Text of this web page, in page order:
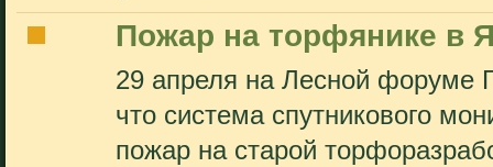
Пожар на торфянике в
29 апреля на Лесной форуме
что система спутникового
пожар на старой